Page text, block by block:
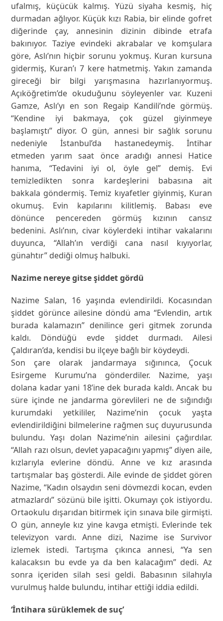
ufalmış, küçücük kalmış. Yüzü siyaha kesmiş, hiç
durmadan ağlıyor. Küçük kızı Rabia, bir elinde gofret
diğerinde çay, annesinin dizinin dibinde etrafa
bakınıyor. Taziye evindeki akrabalar ve komşulara
göre, Aslı’nın hiçbir sorunu yokmuş. Kuran kursuna
gidermiş, Kuran’ı 7 kere hatmetmiş. Yakın zamanda
gireceği bir bilgi yarışmasına hazırlanıyormuş.
Açıköğretim’de okuduğunu söyleyenler var. Kuzeni
Gamze, Aslı’yı en son Regaip Kandili’nde görmüş.
“Kendine iyi bakmaya, çok güzel giyinmeye
başlamıştı” diyor. O gün, annesi bir sağlık sorunu
nedeniyle İstanbul’da hastanedeymiş. İntihar
etmeden yarım saat önce aradığı annesi Hatice
hanıma, “Tedavini iyi ol, öyle gel” demiş. Evi
temizledikten sonra kardeşlerini babasına ait
bakkala göndermiş. Temiz kıyafetler giyinmiş, Kuran
okumuş. Evin kapılarını kilitlemiş. Babası eve
dönünce pencereden görmüş kızının cansız
bedenini. Aslı’nın, civar köylerdeki intihar vakalarını
duyunca, “Allah’ın verdiği cana nasıl kıyıyorlar,
günahtır” dediği olmuş halbuki.
Nazime nereye gitse şiddet gördü
Nazime Salan, 16 yaşında evlendirildi. Kocasından
şiddet görünce ailesine döndü ama “Evlendin, artık
burada kalamazın” denilince geri gitmek zorunda
kaldı. Döndüğü evde şiddet durmadı. Ailesi
Çaldıran’da, kendisi bu ilçeye bağlı bir köydeydi.
Son çare olarak jandarmaya sığınınca, Çocuk
Esirgeme Kurumu’na gönderdiler. Nazime, yaşı
dolana kadar yani 18’ine dek burada kaldı. Ancak bu
süre içinde ne jandarma görevlileri ne de sığındığı
kurumdaki yetkililer, Nazime’nin çocuk yaşta
evlendirildiğini bilmelerine rağmen suç duyurusunda
bulundu. Yaşı dolan Nazime’nin ailesini çağırdılar.
“Allah razı olsun, devlet yapacağını yapmış” diyen aile,
kızlarıyla evlerine döndü. Anne ve kız arasında
tartışmalar baş gösterdi. Aile evinde de şiddet gören
Nazime, “Kadın olsaydın seni dövmezdi kocan, evden
atmazlardı” sözünü bile işitti. Okumayı çok istiyordu.
Ortaokulu dışarıdan bitirmek için sınava bile girmişti.
O gün, anneyle kız yine kavga etmişti. Evlerinde tek
televizyon vardı. Anne dizi, Nazime ise Survivor
izlemek istedi. Tartışma çıkınca annesi, “Ya sen
kalacaksın bu evde ya da ben kalacağım” dedi. Az
sonra içeriden silah sesi geldi. Babasının silahıyla
vurulmuş halde bulundu, intihar ettiği iddia edildi.
‘İntihara sürüklemek de suç’